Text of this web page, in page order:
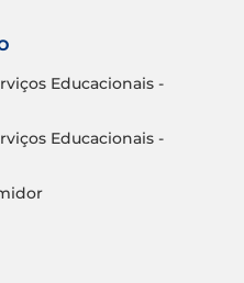
Educacionais -
Educacionais -